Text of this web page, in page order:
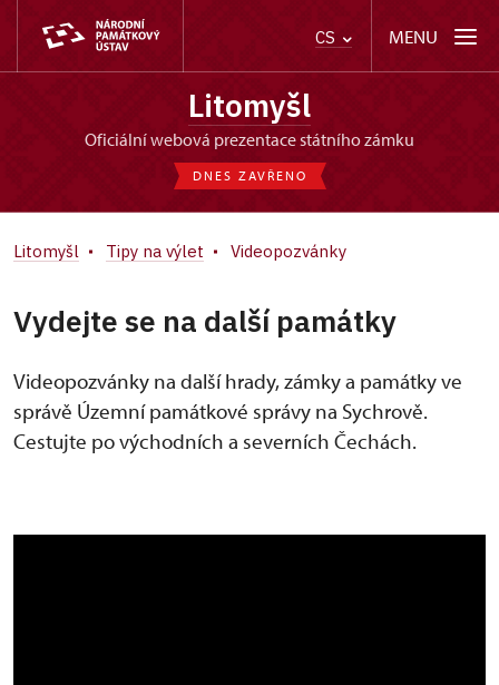
CS MENU
Litomyšl
oficiální webová prezentace státního zámku
DNES ZAVŘENO
Litomyšl Tipy na výlet Videopozvánky
Vydejte se na další památky
Videopozvánky na další hrady, zámky a památky ve
správě Územní památkové správy na Sychrově.
Cestujte po východních a severních Čechách.